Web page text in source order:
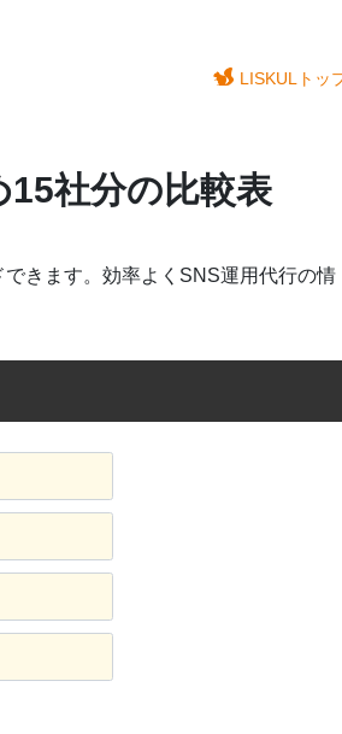
LISKULトッ
15社分の比較表
きます。効率よくSNS運用代行の情